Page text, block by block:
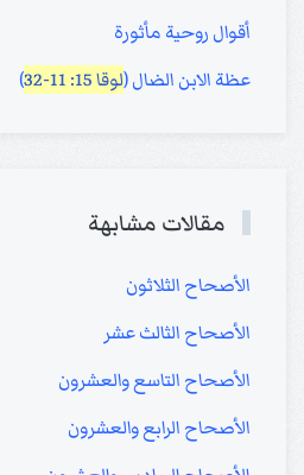
أقوال روحية مأثورة
عظة الابن الضال (لوقا 15: 11-32 )
مقالات مشابهة
الأصحاح الثلاثون
الأصحاح الثالث عشر
الأصحاح التاسع والعشرون
الأصحاح الرابع والعشرون